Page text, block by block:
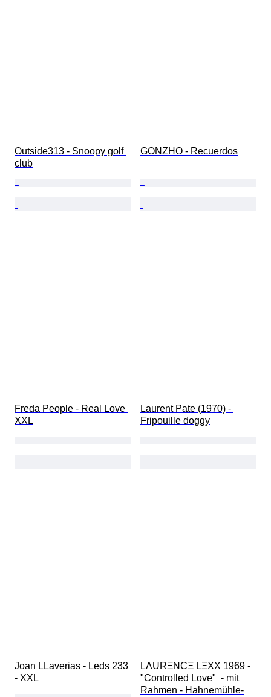
Outside313 - Snoopy golf
club
GONZHO - Recuerdos
Freda People - Real Love
XXL
Laurent Pate (1970) -
Fripouille doggy
Joan LLaverias - Leds 233
- XXL
LΛURΞNCΞ LΞXX 1969 -
"Controlled Love"  - mit
Rahmen - Hahnemühle-